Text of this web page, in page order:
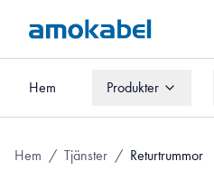
Hem Produkter
Produkter
Hem / Tjänster / Returtrummor